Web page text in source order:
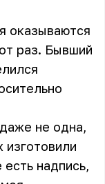
оказываются
раз. Бывший
не одна,
надпись,